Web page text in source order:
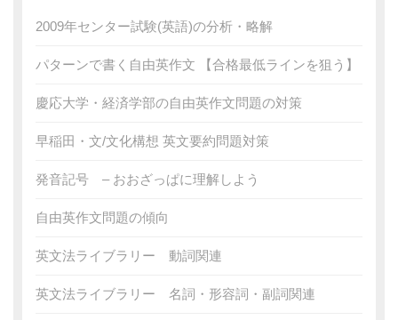
2009年センター試験(英語)の分析・略解
パターンで書く自由英作文 【合格最低ラインを狙う】
慶応大学・経済学部の自由英作文問題の対策
早稲田・文/文化構想 英文要約問題対策
発音記号 – おおざっぱに理解しよう
自由英作文問題の傾向
英文法ライブラリー 動詞関連
英文法ライブラリー 名詞・形容詞・副詞関連